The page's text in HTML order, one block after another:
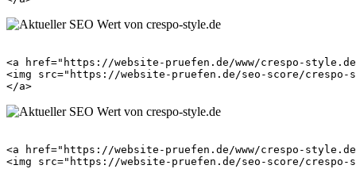
<a href="https://website-pruefen.de/www/crespo-
<img src="https://website-pruefen.de/seo-score/
<a href="https://website-pruefen.de/www/crespo-
<img src="https://website-pruefen.de/seo-score/crespo-